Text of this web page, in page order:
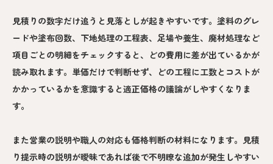
見積りの数字だけ追うと見落としが起きやすいです。塗料のグレ
ードや塗布回数、下地処理の工程表、足場や養生、廃材処理など
項目ごとの明細をチェックすると、どの費用に差が出ているかが
読み取れます。単価だけで判断せず、どの工程に工数とコストが
かかっているかを意識すると適正価格の議論がしやすくなりま
す。
また営業の説明や職人の対応も価格判断の材料になります。見積
り提示時の説明が曖昧であれば後で不明瞭な追加が発生しやすい